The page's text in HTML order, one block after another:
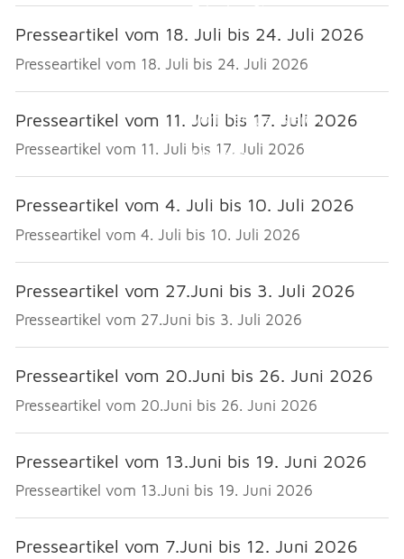
ErlaubenStoppen
Vorlesen pausieren
Stoppen
Überbauung Moosbühl
Soziales
Soziales
UMWELT
FREIZEIT
GEWERBE
NOTFALL
Presseartikel vom 18. Juli bis 24. Juli 2026
Presseartikel vom 18. Juli bis 24. Juli 2026
Presseartikel vom 11. Juli bis 17. Juli 2026
Presseartikel vom 11. Juli bis 17. Juli 2026
Presseartikel vom 4. Juli bis 10. Juli 2026
Presseartikel vom 4. Juli bis 10. Juli 2026
Presseartikel vom 27.Juni bis 3. Juli 2026
Presseartikel vom 27.Juni bis 3. Juli 2026
Presseartikel vom 20.Juni bis 26. Juni 2026
Presseartikel vom 20.Juni bis 26. Juni 2026
Presseartikel vom 13.Juni bis 19. Juni 2026
Presseartikel vom 13.Juni bis 19. Juni 2026
Presseartikel vom 7.Juni bis 12. Juni 2026